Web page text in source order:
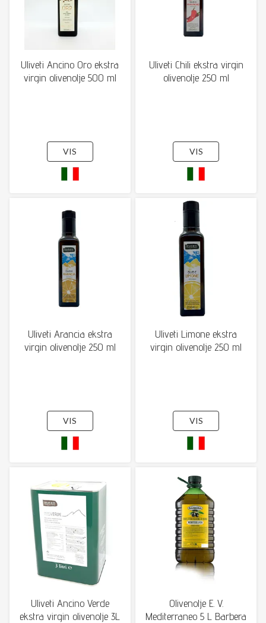
Uliveti Ancino Oro ekstra
virgin olivenolje 500 ml
VIS
Uliveti Chili ekstra virgin
olivenolje 250 ml
VIS
Uliveti Arancia ekstra
virgin olivenolje 250 ml
VIS
Uliveti Limone ekstra
virgin olivenolje 250 ml
VIS
Uliveti Ancino Verde
ekstra virgin olivenolje 3L
Olivenolje E. V.
Mediterraneo 5 L Barbera